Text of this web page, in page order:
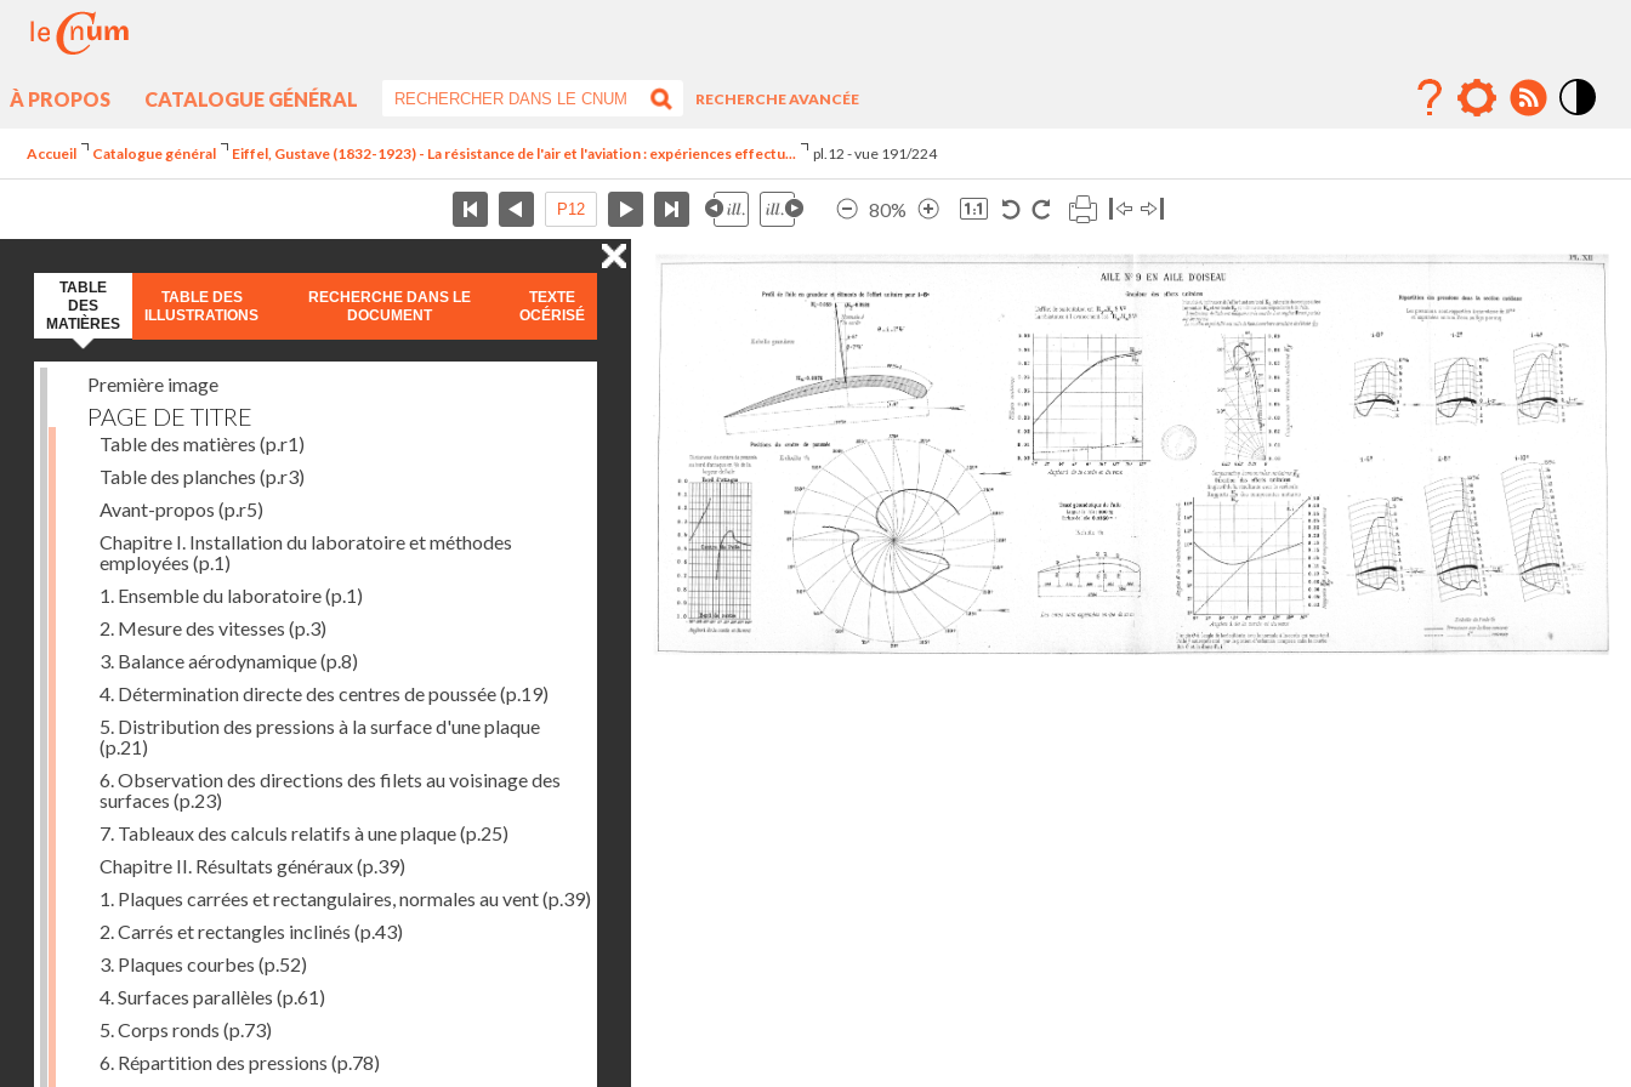
À PROPOS CATALOGUE GÉNÉRAL
RECHERCHE AVANCÉE
Accueil Catalogue général Eiffel, Gustave (1832-1923) - La résistance de l'air et l'aviation : expériences effectu... pl.12 - vue 191/224
80%
TABLE
DES
MATIÈRES
TABLE DES
ILLUSTRATIONS
RECHERCHE DANS LE
DOCUMENT
TEXTE
OCÉRISÉ
Première image
PAGE DE TITRE
Table des matières (p.r1)
Table des planches (p.r3)
Avant-propos (p.r5)
Chapitre I. Installation du laboratoire et méthodes
employées (p.1)
1. Ensemble du laboratoire(p.1)
2. Mesure des vitesses (p.3)
3. Balance aérodynamique(p.8)
4. Détermination directe des centres de poussée(p.19)
5. Distribution des pressions à la surface d'une plaque
(p.21)
6. Observation des directions des filets au voisinage des
surfaces (p.23)
7. Tableaux des calculs relatifs à une plaque(p.25)
Chapitre II. Résultats généraux(p.39)
1. Plaques carrées et rectangulaires, normales au vent(p.39)
2. Carrés et rectangles inclinés (p.43)
3. Plaques courbes (p.52)
4. Surfaces parallèles (p.61)
5. Corps ronds (p.73)
6. Répartition des pressions (p.78)